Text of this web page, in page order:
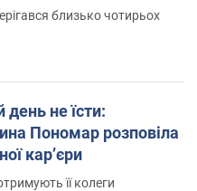
близько чотирьох
день не їсти:
Пономар розповіла
кар’єри
її колеги